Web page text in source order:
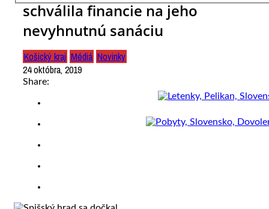
schválila financie na jeho
nevyhnutnú sanáciu
Košický kraj Médiá Novinky
24 októbra, 2019
Share: